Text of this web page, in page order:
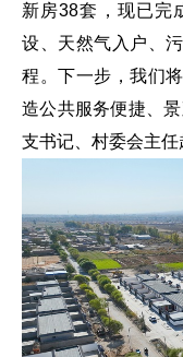
新房38套，现已完
设、天然气入户、
程。下一步，我们
造公共服务便捷、
支书记、村委会主任